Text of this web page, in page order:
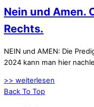
Nein und Amen.
Rechts.
NEIN und AMEN: Die
2024 kann man hier
>> weiterlesen
Back To Top